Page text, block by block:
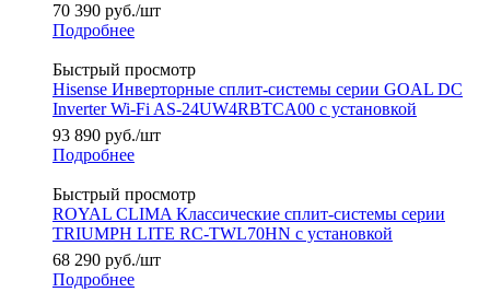
70 390 руб./шт
Подробнее
Быстрый просмотр
Hisense Инверторные сплит-системы серии GOAL DC
Inverter Wi-Fi AS-24UW4RBTCA00 с установкой
93 890 руб./шт
Подробнее
Быстрый просмотр
ROYAL CLIMA Классические сплит-системы серии
TRIUMPH LITE RC-TWL70HN с установкой
68 290 руб./шт
Подробнее